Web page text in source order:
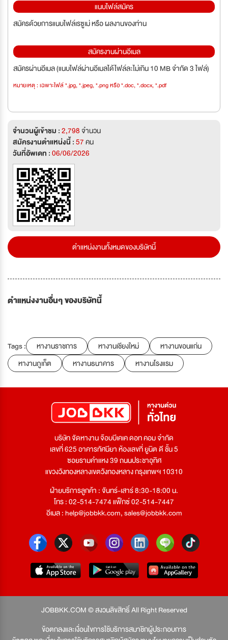
แนบไฟล์สมัคร
สมัครด้วยการแนบไฟล์เรซูเม่ หรือ ผลงานของท่าน
สมัครงานผ่านอีเมล
สมัครผ่านอีเมล (แนบไฟล์ผ่านอีเมลได้ไฟล์ละไม่เกิน 10 MB จำกัด 3 ไฟล์)
หมายเหตุ : เฉพาะไฟล์ *.jpg, *.jpeg, *.png หรือ *.doc, *.docx, *.pdf
จำนวนผู้เข้าชม :2,798จำนวน
สมัครงานตำแหน่งนี้ :57คน
วันที่อัพเดท :06/06/2026
ตำแหน่งงานทั้งหมดของบริษัทนี้
ตำแหน่งงานอื่นๆ ของบริษัทนี้
Tags : หางานราชการ หางานเชียงใหม่
หางานขอนแก่น
หางานภูเก็ต
หางานธนาคาร หางานโรงแรม
บริษัท จัดหางาน จ๊อบบีเคเค ดอท คอม จำกัด
เลขที่ 625 อาคารทัศนียา ห้องเลขที่ ยูนิต ดี ชั้น 5
ซอยรามคำแหง 39 ถนนประชาอุทิศ
แขวงวังทองหลางเขตวังทองหลาง กรุงเทพฯ 10310
ฝ่ายบริการลูกค้า : จันทร์-เสาร์ 8:30-18:00 น.
โทร : 02-514-7474 แฟ็กซ์ 02-514-7447
อีเมล :help@jobbkk.com,sales@jobbkk.com
JOBBKK.COM © สงวนลิขสิทธิ์ All Right Reserved
ข้อตกลงและเงื่อนไขการใช้บริการสมาชิกผู้ประกอบการ